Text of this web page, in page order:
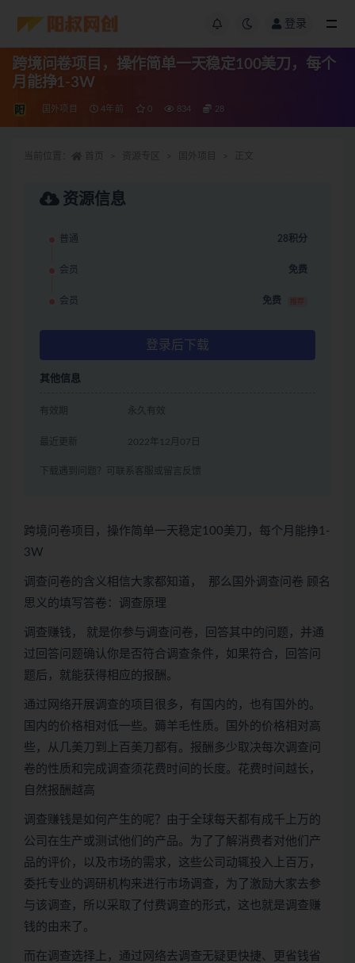
登录
跨境问卷项目，操作简单一天稳定100美刀，每个
月能挣1-3W
国外项目 4年前 0 834 28
资源信息
普通 28积分
会员 免费
会员 免费 推荐
登录后下载
其他信息
有效期 永久有效
最近更新 2022年12月07日
下载遇到问题？可联系客服或留言反馈
跨境问卷项目，操作简单一天稳定100美刀，每个月能挣1-
3W
调查问卷的含义相信大家都知道， 那么国外调查问卷 顾名
思义的填写答卷：调查原理
调查赚钱， 就是你参与调查问卷，回答其中的问题，并通
过回答问题确认你是否符合调查条件，如果符合，回答问
题后，就能获得相应的报酬。
通过网络开展调查的项目很多，有国内的，也有国外的。
国内的价格相对低一些。薅羊毛性质。国外的价格相对高
些，从几美刀到上百美刀都有。报酬多少取决每次调查问
卷的性质和完成调查须花费时间的长度。花费时间越长，
自然报酬越高
调查赚钱是如何产生的呢？由于全球每天都有成千上万的
公司在生产或测试他们的产品。为了了解消费者对他们产
品的评价，以及市场的需求，这些公司动辄投入上百万，
委托专业的调研机构来进行市场调查，为了激励大家去参
与该调查，所以采取了付费调查的形式，这也就是调查赚
钱的由来了。
而在调查选择上，通过网络去调查无疑更快捷、更省钱省